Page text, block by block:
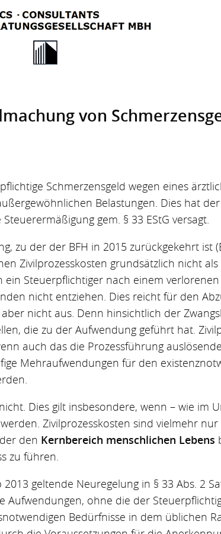
von
Schmerzensgeld wegen eines
Belastungen. Dies hat
gem. § 33 EStG versagt.
zu der der BFH in 2015 zurückgekehrt ist
Zivilprozesskosten grundsätzlich nicht
Steuerpflichtiger nach einem
nicht entziehen. Dies reicht für den
nicht aus. Denn hinsichtlich der
die zu der Aufwendung geführt hat.
auch das die Prozessführung
Mehraufwendungen für den
Dies gilt insbesondere, wenn – wie im
Zivilprozesskosten sind vielmehr
den Kernbereich menschlichen Lebens
zu führen.
geltende Neuregelung in § 33 Abs. 2
ohne die der
Bedürfnisse in dem üblichen